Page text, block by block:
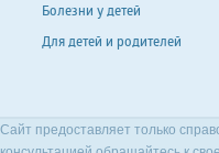
Болезни у детей
Для детей и родителей
Сайт предоставляет только